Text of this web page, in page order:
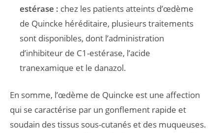
estérase : chez les patients atteints d’œdème
de Quincke héréditaire, plusieurs traitements
sont disponibles, dont l’administration
d’inhibiteur de C1-estérase, l’acide
tranexamique et le danazol.
En somme, l’œdème de Quincke est une affection
qui se caractérise par un gonflement rapide et
soudain des tissus sous-cutanés et des muqueuses.